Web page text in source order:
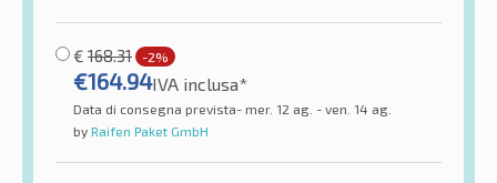
€ 168.31 -2%
€164.94IVA inclusa*
Data di consegna prevista- mer. 12 ag. - ven. 14 ag.
by Raifen Paket GmbH